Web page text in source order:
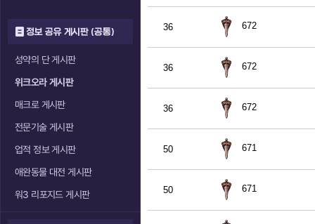
정보 공유 게시판 (공통)
성약의 단 게시판
위크오라 게시판
매크로 게시판
전문기술 게시판
업적 정보 게시판
애완동물 대전 게시판
워3 리포지드 게시판
36 672
36 672
36 672
50 671
50 671